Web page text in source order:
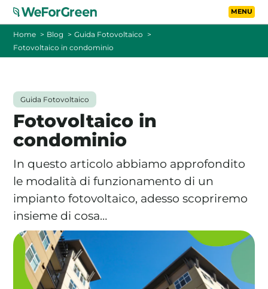
Vai al contenuto
TARIFFE
FOTOVOLTAICO A DISTANZA
FAQ
BLOG
CONTATTI
PASSA A WEFORGREEN
Home Blog
Guida Fotovoltaico
Fotovoltaico in condominio
Guida Fotovoltaico
Fotovoltaico in
condominio
In questo articolo abbiamo approfondito
le modalità di funzionamento di un
impianto fotovoltaico, adesso scopriremo
insieme di cosa…